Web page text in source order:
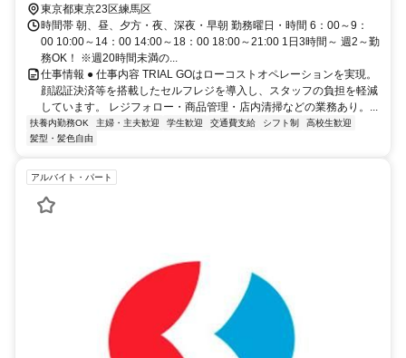
東京都東京23区練馬区
時間帯 朝、昼、夕方・夜、深夜・早朝 勤務曜日・時間 6：00～9：
00 10:00～14：00 14:00～18：00 18:00～21:00 1日3時間～ 週2～勤
務OK！ ※週20時間未満の...
仕事情報 ● 仕事内容 TRIAL GOはローコストオペレーションを実現。
顔認証決済等を搭載したセルフレジを導入し、スタッフの負担を軽減
しています。 レジフォロー・商品管理・店内清掃などの業務あり。...
扶養内勤務OK 主婦・主夫歓迎 学生歓迎 交通費支給 シフト制
高校生歓迎
髪型・髪色自由
アルバイト・パート